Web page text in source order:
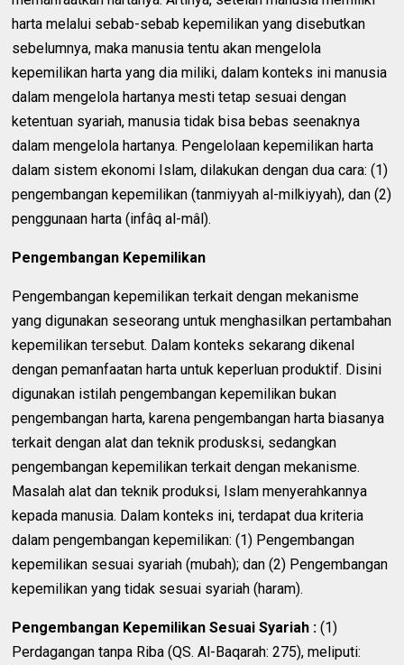
harta melalui sebab-sebab kepemilikan yang disebutkan
sebelumnya, maka manusia tentu akan mengelola
kepemilikan harta yang dia miliki, dalam konteks ini manusia
dalam mengelola hartanya mesti tetap sesuai dengan
ketentuan syariah, manusia tidak bisa bebas seenaknya
dalam mengelola hartanya. Pengelolaan kepemilikan harta
dalam sistem ekonomi Islam, dilakukan dengan dua cara: (1)
pengembangan kepemilikan (tanmiyyah al-milkiyyah), dan (2)
penggunaan harta (infâq al-mâl).
Pengembangan Kepemilikan
Pengembangan kepemilikan terkait dengan mekanisme
yang digunakan seseorang untuk menghasilkan pertambahan
kepemilikan tersebut. Dalam konteks sekarang dikenal
dengan pemanfaatan harta untuk keperluan produktif. Disini
digunakan istilah pengembangan kepemilikan bukan
pengembangan harta, karena pengembangan harta biasanya
terkait dengan alat dan teknik produsksi, sedangkan
pengembangan kepemilikan terkait dengan mekanisme.
Masalah alat dan teknik produksi, Islam menyerahkannya
kepada manusia. Dalam konteks ini, terdapat dua kriteria
dalam pengembangan kepemilikan: (1) Pengembangan
kepemilikan sesuai syariah (mubah); dan (2) Pengembangan
kepemilikan yang tidak sesuai syariah (haram).
Pengembangan Kepemilikan Sesuai Syariah :(1)
Perdagangan tanpa Riba (QS. Al-Baqarah: 275), meliputi: